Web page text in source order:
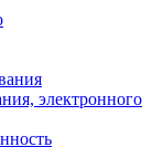
электронного